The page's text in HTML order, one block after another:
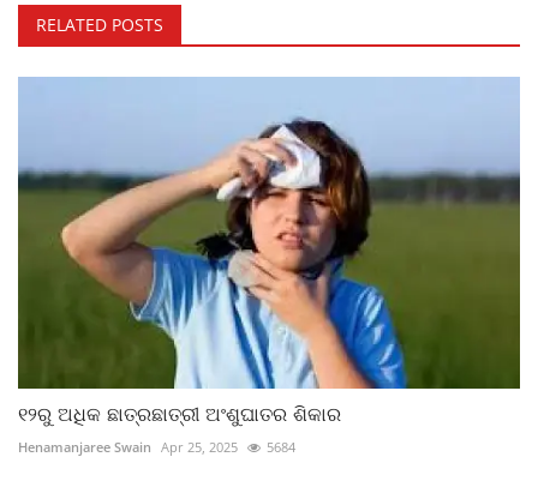
RELATED POSTS
୧୨ରୁ ଅଧିକ ଛାତ୍ରଛାତ୍ରୀ ଅଂଶୁଘାତର ଶିକାର
Henamanjaree Swain Apr 25, 2025 5684